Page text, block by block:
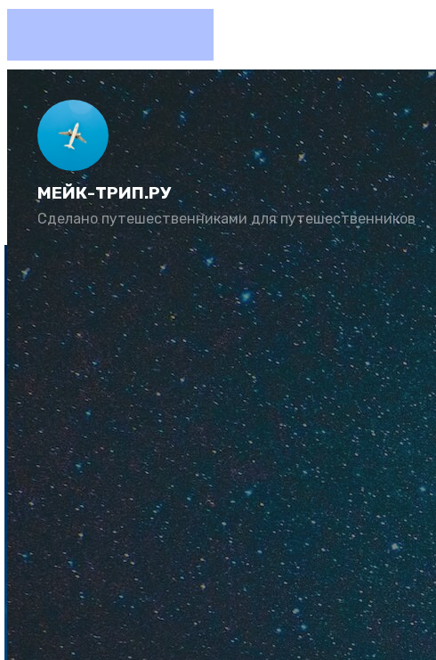
МЕЙК-ТРИП.РУ
Сделано путешественниками для путешественников
Цены на
Автор: Рената